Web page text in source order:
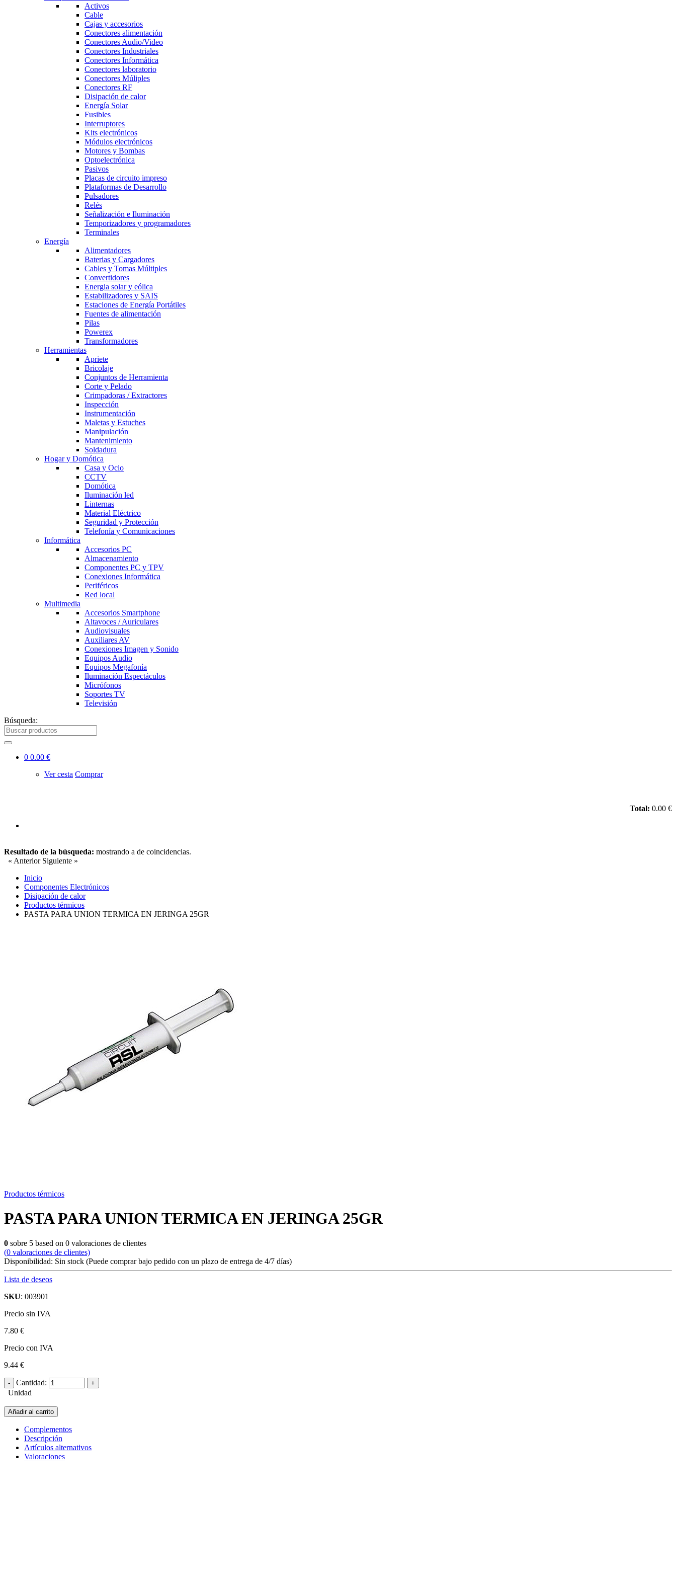
Activos
Cable
Cajas y accesorios
Conectores alimentación
Conectores Audio/Video
Conectores Industriales
Conectores Informática
Conectores laboratorio
Conectores Múliples
Conectores RF
Disipación de calor
Energía Solar
Fusibles
Interruptores
Kits electrónicos
Módulos electrónicos
Motores y Bombas
Optoelectrónica
Pasivos
Placas de circuito impreso
Plataformas de Desarrollo
Pulsadores
Relés
Señalización e Iluminación
Temporizadores y programadores
Terminales
Energía
Alimentadores
Baterias y Cargadores
Cables y Tomas Múltiples
Convertidores
Energia solar y eólica
Estabilizadores y SAIS
Estaciones de Energía Portátiles
Fuentes de alimentación
Pilas
Powerex
Transformadores
Herramientas
Apriete
Bricolaje
Conjuntos de Herramienta
Corte y Pelado
Crimpadoras / Extractores
Inspección
Instrumentación
Maletas y Estuches
Manipulación
Mantenimiento
Soldadura
Hogar y Domótica
Casa y Ocio
CCTV
Domótica
Iluminación led
Linternas
Material Eléctrico
Seguridad y Protección
Telefonía y Comunicaciones
Informática
Accesorios PC
Almacenamiento
Componentes PC y TPV
Conexiones Informática
Periféricos
Red local
Multimedia
Accesorios Smartphone
Altavoces / Auriculares
Audiovisuales
Auxiliares AV
Conexiones Imagen y Sonido
Equipos Audio
Equipos Megafonía
Iluminación Espectáculos
Micrófonos
Soportes TV
Televisión
Búsqueda:
0 0.00 €
Ver cesta Comprar
Total: 0.00 €
Resultado de la búsqueda: mostrando a de coincidencias.
« Anterior Siguiente »
Inicio
Componentes Electrónicos
Disipación de calor
Productos térmicos
PASTA PARA UNION TERMICA EN JERINGA 25GR
Productos térmicos
PASTA PARA UNION TERMICA EN JERINGA 25GR
0 sobre 5 based on 0 valoraciones de clientes
(0 valoraciones de clientes)
Disponibilidad: Sin stock (Puede comprar bajo pedido con un plazo de entrega de 4/7 días)
Lista de deseos
SKU: 003901
Precio sin IVA
7.80 €
Precio con IVA
9.44 €
Cantidad:
Unidad
Añadir al carrito
Complementos
Descripción
Artículos alternativos
Valoraciones